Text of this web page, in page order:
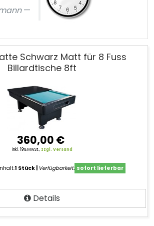
Schwarz Matt für 8 Fuss
Billardtische 8ft
360,00 €
inkl. 19% MwSt., zzgl. Versand
1 Stück Verfügbarkeit: sofort lieferbar
Details